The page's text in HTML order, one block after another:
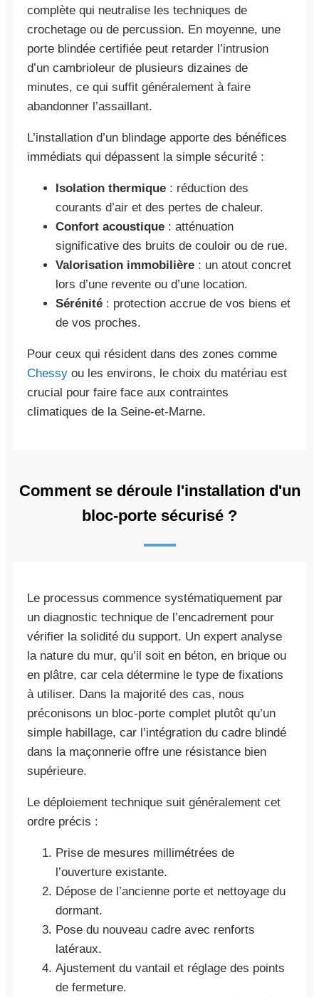
complète qui neutralise les techniques de
crochetage ou de percussion. En moyenne, une
porte blindée certifiée peut retarder l’intrusion
d’un cambrioleur de plusieurs dizaines de
minutes, ce qui suffit généralement à faire
abandonner l’assaillant.
L’installation d’un blindage apporte des bénéfices
immédiats qui dépassent la simple sécurité :
Isolation thermique : réduction des
courants d’air et des pertes de chaleur.
Confort acoustique : atténuation
significative des bruits de couloir ou de rue.
Valorisation immobilière : un atout concret
lors d’une revente ou d’une location.
Sérénité : protection accrue de vos biens et
de vos proches.
Pour ceux qui résident dans des zones comme
Chessy ou les environs, le choix du matériau est
crucial pour faire face aux contraintes
climatiques de la Seine-et-Marne.
Comment se déroule l'installation d'un
bloc-porte sécurisé ?
Le processus commence systématiquement par
un diagnostic technique de l’encadrement pour
vérifier la solidité du support. Un expert analyse
la nature du mur, qu’il soit en béton, en brique ou
en plâtre, car cela détermine le type de fixations
à utiliser. Dans la majorité des cas, nous
préconisons un bloc-porte complet plutôt qu’un
simple habillage, car l’intégration du cadre blindé
dans la maçonnerie offre une résistance bien
supérieure.
Le déploiement technique suit généralement cet
ordre précis :
Prise de mesures millimétrées de
l’ouverture existante.
Dépose de l’ancienne porte et nettoyage du
dormant.
Pose du nouveau cadre avec renforts
latéraux.
Ajustement du vantail et réglage des points
de fermeture.